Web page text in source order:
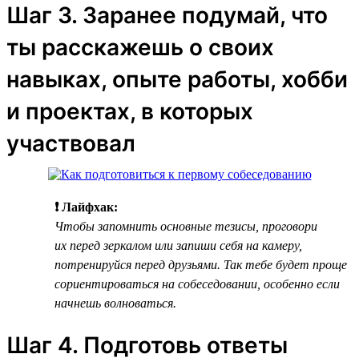
Шаг 3. Заранее подумай, что
ты расскажешь о своих
навыках, опыте работы, хобби
и проектах, в которых
участвовал
❗ Лайфхак:
Чтобы запомнить основные тезисы, проговори
их перед зеркалом или запиши себя на камеру,
потренируйся перед друзьями. Так тебе будет проще
сориентироваться на собеседовании, особенно если
начнешь волноваться.
Шаг 4. Подготовь ответы